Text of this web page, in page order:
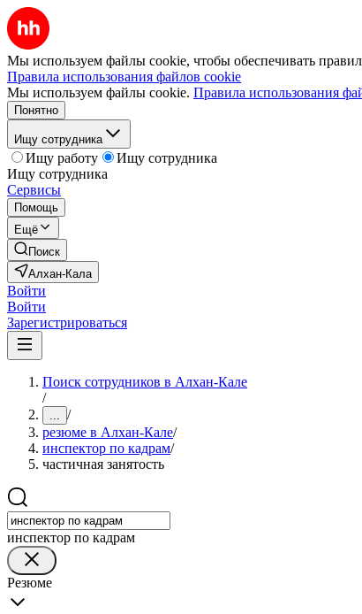
Мы используем файлы cookie, чтобы обеспечивать
Правила использования файлов cookie
Мы используем файлы cookie. Правила использования
Понятно
Ищу сотрудника
Ищу работу
Ищу сотрудника
Ищу сотрудника
Сервисы
Помощь
Ещё
Поиск
Алхан-Кала
Войти
Войти
Зарегистрироваться
Поиск сотрудников в Алхан-Кале
/
... /
резюме в Алхан-Кале/
инспектор по кадрам/
частичная занятость
инспектор по кадрам
Резюме